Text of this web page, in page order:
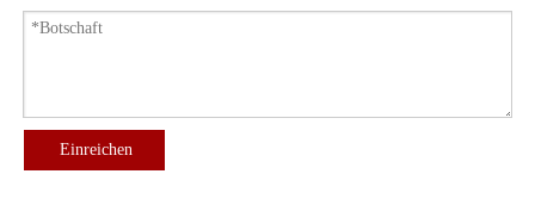
Einreichen